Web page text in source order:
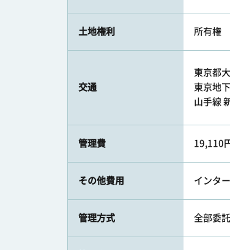
土地権利 所有権
交通
東京都
東京地
山手線
管理費 19,110
その他費用 インタ
管理方式 全部委託